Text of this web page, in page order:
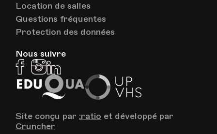
Location de salles
Questions fréquentes
Protection des données
Nous suivre
FacebookInstagram
EduQua
Site conçu par :ratio et développé par
Cruncher